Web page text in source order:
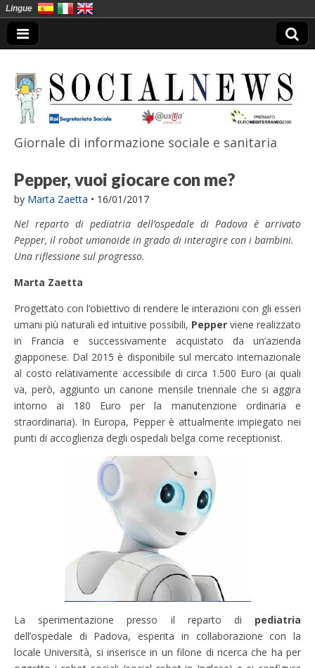
SocialNews
Giornale di informazione sociale e sanitaria
Pepper, vuoi giocare con me?
by Marta Zaetta • 16/01/2017
Nel reparto di pediatria dell’ospedale di Padova è arrivato
Pepper, il robot umanoide in grado di interagire con i bambini.
Una riflessione sul progresso.
Marta Zaetta
Progettato con l’obiettivo di rendere le interazioni con gli esseri
umani più naturali ed intuitive possibili, Pepper viene realizzato
in Francia e successivamente acquistato da un’azienda
giapponese. Dal 2015 è disponibile sul mercato internazionale
al costo relativamente accessibile di circa 1.500 Euro (ai quali
va, però, aggiunto un canone mensile triennale che si aggira
intorno ai 180 Euro per la manutenzione ordinaria e
straordinaria). In Europa, Pepper è attualmente impiegato nei
punti di accoglienza degli ospedali belga come receptionist.
La sperimentazione presso il reparto di pediatria
dell’ospedale di Padova, esperita in collaborazione con la
locale Università, si inserisce in un filone di ricerca che ha per
Lingue